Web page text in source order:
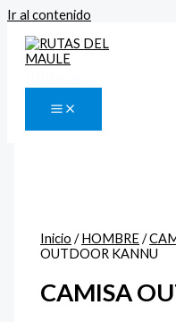
Ir al contenido
Inicio /HOMBRE/
OUTDOOR KANNU
CAMISA